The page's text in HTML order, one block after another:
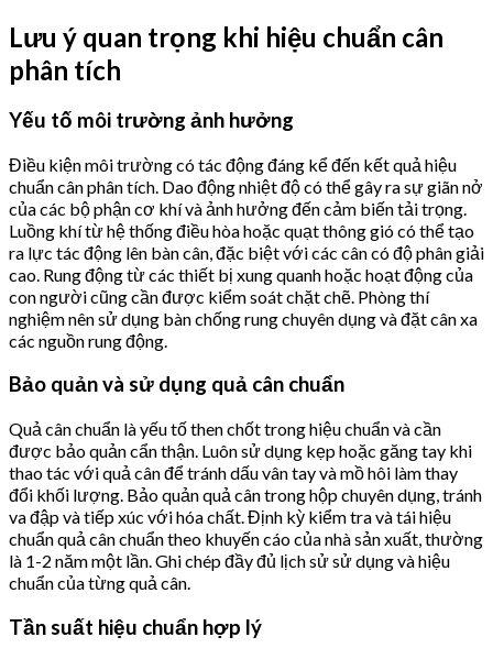
Lưu ý quan trọng khi hiệu chuẩn cân
phân tích
Yếu tố môi trường ảnh hưởng
Điều kiện môi trường có tác động đáng kể đến kết quả hiệu
chuẩn cân phân tích. Dao động nhiệt độ có thể gây ra sự giãn nở
của các bộ phận cơ khí và ảnh hưởng đến cảm biến tải trọng.
Luồng khí từ hệ thống điều hòa hoặc quạt thông gió có thể tạo
ra lực tác động lên bàn cân, đặc biệt với các cân có độ phân giải
cao. Rung động từ các thiết bị xung quanh hoặc hoạt động của
con người cũng cần được kiểm soát chặt chẽ. Phòng thí
nghiệm nên sử dụng bàn chống rung chuyên dụng và đặt cân xa
các nguồn rung động.
Bảo quản và sử dụng quả cân chuẩn
Quả cân chuẩn là yếu tố then chốt trong hiệu chuẩn và cần
được bảo quản cẩn thận. Luôn sử dụng kẹp hoặc găng tay khi
thao tác với quả cân để tránh dấu vân tay và mồ hôi làm thay
đổi khối lượng. Bảo quản quả cân trong hộp chuyên dụng, tránh
va đập và tiếp xúc với hóa chất. Định kỳ kiểm tra và tái hiệu
chuẩn quả cân chuẩn theo khuyến cáo của nhà sản xuất, thường
là 1-2 năm một lần. Ghi chép đầy đủ lịch sử sử dụng và hiệu
chuẩn của từng quả cân.
Tần suất hiệu chuẩn hợp lý